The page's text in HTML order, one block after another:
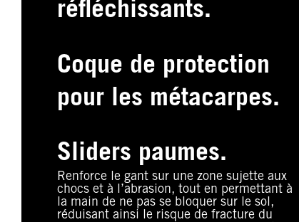
réfléchissants.
Coque de protection
pour les métacarpes.
Sliders paumes.
Renforce le gant sur une zone sujette aux
chocs et à l’abrasion, tout en permettant à
la main de ne pas se bloquer sur le sol,
réduisant ainsi le risque de fracture du